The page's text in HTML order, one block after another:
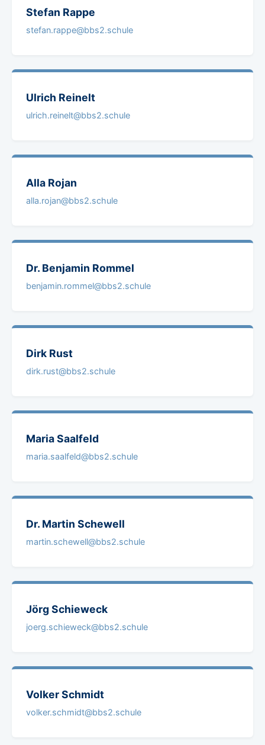
Stefan Rappe
stefan.rappe@bbs2.schule
Ulrich Reinelt
ulrich.reinelt@bbs2.schule
Alla Rojan
alla.rojan@bbs2.schule
Dr. Benjamin Rommel
benjamin.rommel@bbs2.schule
Dirk Rust
dirk.rust@bbs2.schule
MariaSaalfeld
maria.saalfeld@bbs2.schule
Dr. Martin Schewell
martin.schewell@bbs2.schule
Jörg Schieweck
joerg.schieweck@bbs2.schule
VolkerSchmidt
volker.schmidt@bbs2.schule